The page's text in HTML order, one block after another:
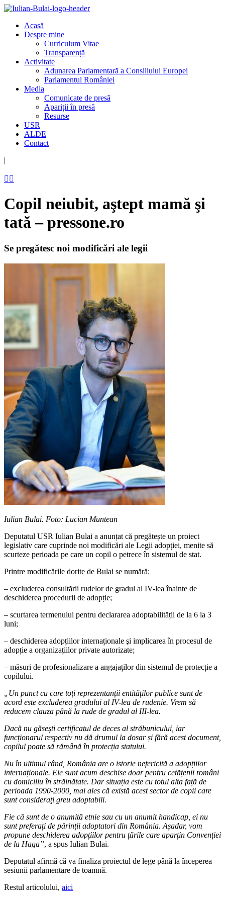
Acasă
Despre mine
Curriculum Vitae
Transparență
Activitate
Adunarea Parlamentară a Consiliului Europei
Parlamentul României
Media
Comunicate de presă
Apariții în presă
Resurse
USR
ALDE
Contact
|
 
Copil neiubit, aştept mamă şi
tată – pressone.ro
Se pregătesc noi modificări ale legii
Iulian Bulai. Foto: Lucian Muntean
Deputatul USR Iulian Bulai a anunțat că pregătește un proiect
legislativ care cuprinde noi modificări ale Legii adopției, menite să
scurteze perioada pe care un copil o petrece în sistemul de stat.
Printre modificările dorite de Bulai se numără:
– excluderea consultării rudelor de gradul al IV-lea înainte de
deschiderea procedurii de adopție;
– scurtarea termenului pentru declararea adoptabilității de la 6 la 3
luni;
– deschiderea adopțiilor internaționale şi implicarea în procesul de
adopție a organizațiilor private autorizate;
– măsuri de profesionalizare a angajaților din sistemul de protecție a
copilului.
„Un punct cu care toți reprezentanții entităților publice sunt de
acord este excluderea gradului al IV-lea de rudenie. Vrem să
reducem clauza până la rude de gradul al III-lea.
Dacă nu găsești certificatul de deces al străbunicului, iar
funcționarul respectiv nu dă drumul la dosar și fără acest document,
copilul poate să rămână în protecția statului.
Nu în ultimul rând, România are o istorie nefericită a adopțiilor
internaționale. Ele sunt acum deschise doar pentru cetățenii români
cu domiciliu în străinătate. Dar situația este cu totul alta față de
perioada 1990-2000, mai ales că există acest sector de copii care
sunt consideraţi greu adoptabili.
Fie că sunt de o anumită etnie sau cu un anumit handicap, ei nu
sunt preferați de părinții adoptatori din România. Așadar, vom
propune deschiderea adopțiilor pentru țările care aparțin Convenției
de la Haga”, a spus Iulian Bulai.
Deputatul afirmă că va finaliza proiectul de lege până la începerea
sesiunii parlamentare de toamnă.
Restul articolului, aici